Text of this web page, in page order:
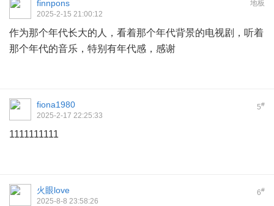
地板
finnpons
2025-2-15 21:00:12
作为那个年代长大的人，看着那个年代背景的电视剧，听着
那个年代的音乐，特别有年代感，感谢
5#
fiona1980
2025-2-17 22:25:33
1111111111
6#
火眼love
2025-8-8 23:58:26